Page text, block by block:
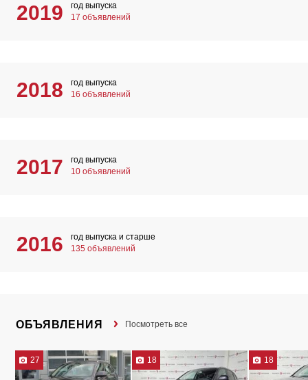
2019
год выпуска
17 объявлений
2018
год выпуска
16 объявлений
2017
год выпуска
10 объявлений
2016
год выпуска и старше
135 объявлений
ОБЪЯВЛЕНИЯ Посмотреть все
27 18 18